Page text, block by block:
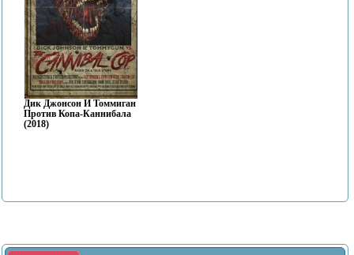
Дик Джонсон И Томмиган
Против Копа-Каннибала
(2018)